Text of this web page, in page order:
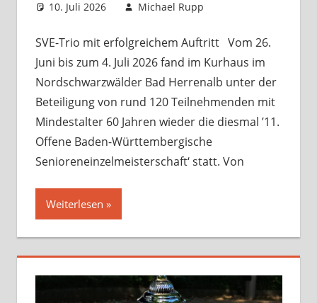
10. Juli 2026 Michael Rupp
Startseite
SVE-Trio mit erfolgreichem Auftritt Vom 26.
Juni bis zum 4. Juli 2026 fand im Kurhaus im
Nordschwarzwälder Bad Herrenalb unter der
Beteiligung von rund 120 Teilnehmenden mit
Mindestalter 60 Jahren wieder die diesmal ’11.
Offene Baden-Württembergische
Senioreneinzelmeisterschaft‘ statt. Von
Weiterlesen